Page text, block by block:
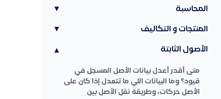
المحاسبة ▾
المنتجات و التكاليف ▾
الأصول الثابتة ▾
متى أقدر أعدل بيانات الأصل المسجل في
قيود؟ وما البيانات اللي ما تتعدل إذا كان على
الأصل حركات، وطريقة نقل الأصل بين